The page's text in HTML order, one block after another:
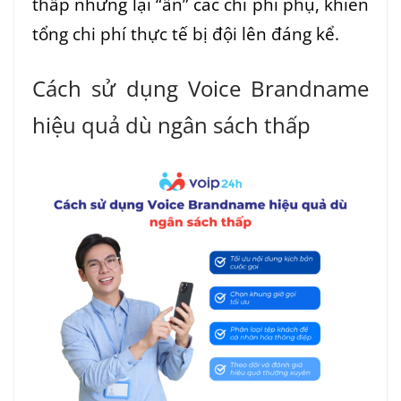
tổng chi phí thực tế bị đội lên đáng kể.
Cách sử dụng Voice Brandname
hiệu quả dù ngân sách thấp